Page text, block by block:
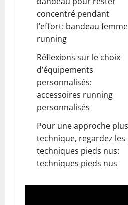
concentré pendant
l’effort: bandeau femme
running
Réflexions sur le choix
d’équipements
personnalisés:
accessoires running
personnalisés
Pour une approche plus
technique, regardez les
techniques pieds nus:
techniques pieds nus